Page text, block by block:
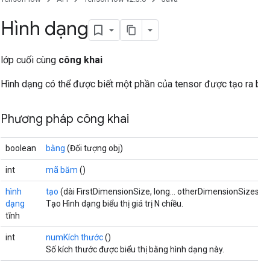
Hình dạng
lớp cuối cùng công khai
Hình dạng có thể được biết một phần của tensor được tạo ra
Phương pháp công khai
boolean bằng (Đối tượng obj)
int mã băm ()
hình
dạng
tĩnh
tạo (dài FirstDimensionSize, long...
Tạo Hình dạng biểu thị giá trị N chiều.
int numKích thước()
Số kích thước được biểu thị bằng hình dạng này.